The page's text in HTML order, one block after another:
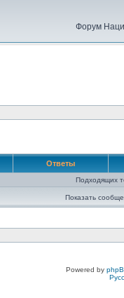
Форум
Ответы
Подходящих
Показать
Powered by